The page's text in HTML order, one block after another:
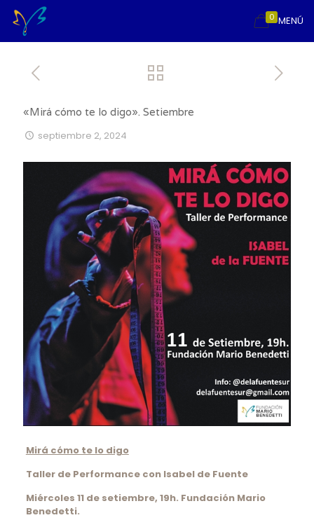
MENÚ
0
«Mirá cómo te lo digo». Setiembre
septiembre 2, 2024
Mirá cómo te lo digo
Taller de Performance con Isabel de Fuente
Miércoles 11 de setiembre, 19h. Fundación Mario
Benedetti.